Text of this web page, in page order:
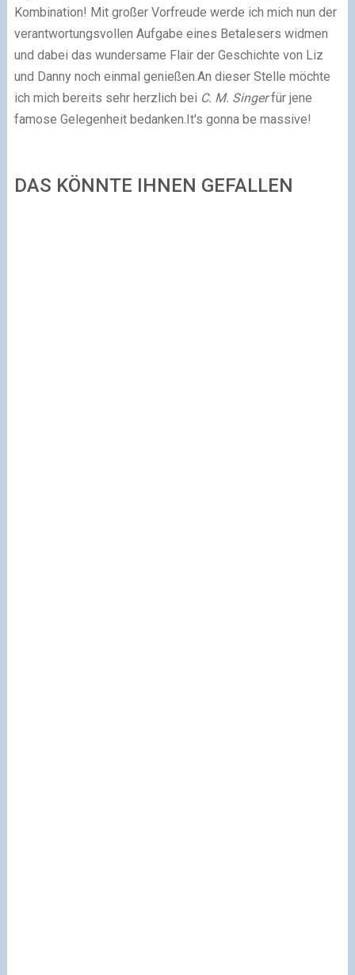
Kombination! Mit großer Vorfreude werde ich mich nun der
verantwortungsvollen Aufgabe eines Betalesers widmen
und dabei das wundersame Flair der Geschichte von Liz
und Danny noch einmal genießen.An dieser Stelle möchte
ich mich bereits sehr herzlich bei C. M. Singerfür jene
famose Gelegenheit bedanken.It's gonna be massive!
DAS KÖNNTE IHNEN GEFALLEN